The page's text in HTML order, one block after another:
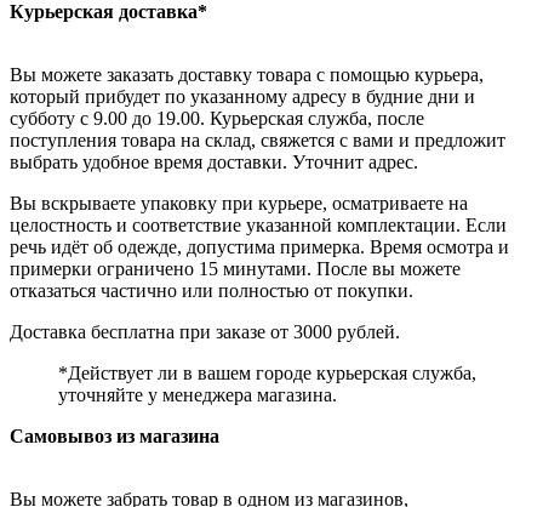
Курьерская доставка*
Вы можете заказать доставку товара с помощью курьера,
который прибудет по указанному адресу в будние дни и
субботу с 9.00 до 19.00. Курьерская служба, после
поступления товара на склад, свяжется с вами и предложит
выбрать удобное время доставки. Уточнит адрес.
Вы вскрываете упаковку при курьере, осматриваете на
целостность и соответствие указанной комплектации. Если
речь идёт об одежде, допустима примерка. Время осмотра и
примерки ограничено 15 минутами. После вы можете
отказаться частично или полностью от покупки.
Доставка бесплатна при заказе от 3000 рублей.
*Действует ли в вашем городе курьерская служба,
уточняйте у менеджера магазина.
Самовывоз из магазина
Вы можете забрать товар в одном из магазинов,